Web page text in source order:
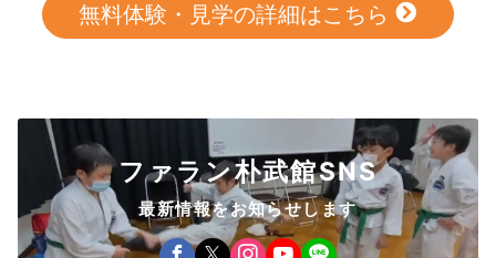
無料体験・見学の詳細はこちら
ファラン朴武館SNS
最新情報をお知らせします